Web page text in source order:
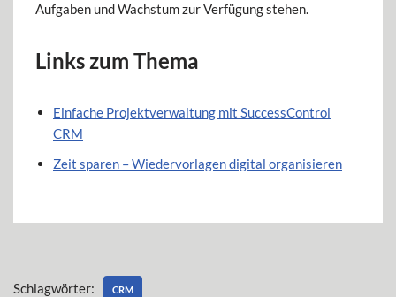
Aufgaben und Wachstum zur Verfügung stehen.
Links zum Thema
Einfache Projektverwaltung mit SuccessControl
CRM
Zeit sparen – Wiedervorlagen digital organisieren
Schlagwörter: CRM